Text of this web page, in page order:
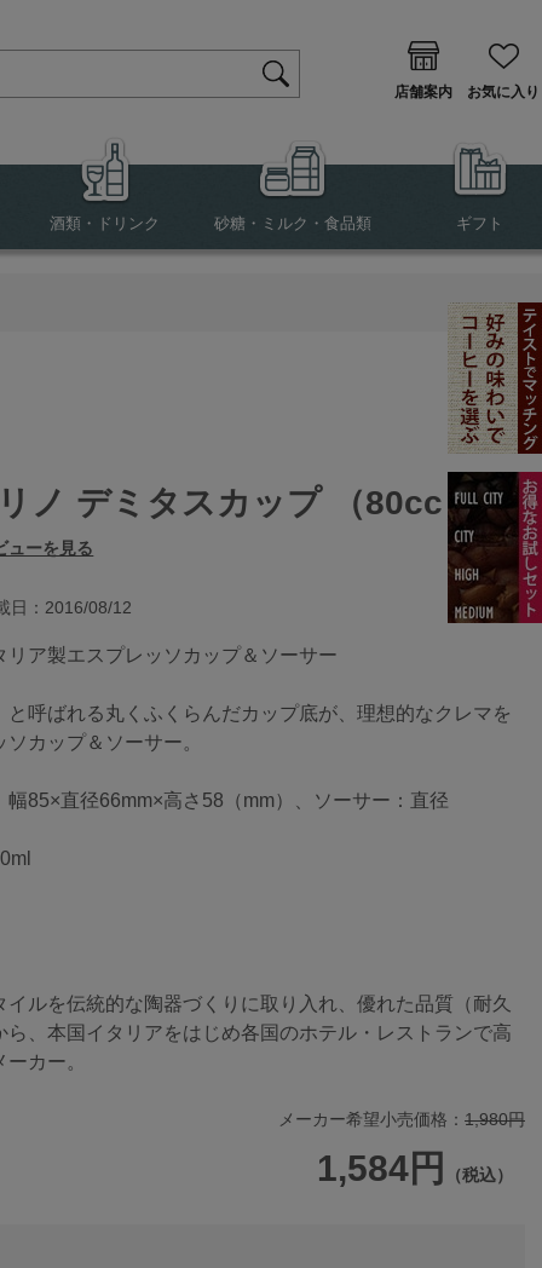
店舗案内 お気に入り
酒類・ドリンク 砂糖・ミルク・食品類 ギフト
ノ デミタスカップ （80cc）
ューを見る
日：2016/08/12
ア製エスプレッソカップ＆ソーサー
呼ばれる丸くふくらんだカップ底が、理想的なクレマを
カップ＆ソーサー。
85×直径66mm×高さ58（mm）、ソーサー：直径
ルを伝統的な陶器づくりに取り入れ、優れた品質（耐久
、本国イタリアをはじめ各国のホテル・レストランで高
カー。
メーカー希望小売価格： 1,980円
1,584円 （税込）